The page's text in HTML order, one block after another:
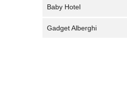
Baby Hotel
Gadget Alberghi